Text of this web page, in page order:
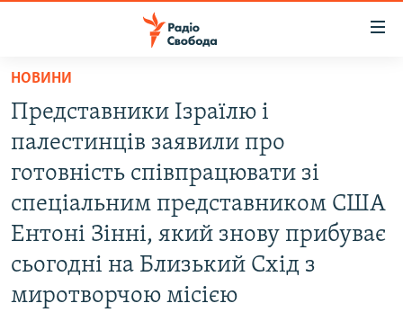
Перейти
основного
матеріалу
до
основної
навігації
до
пошуку
ВСЕ ЗА ДОБУ
ПОЛІТИКА
ЕКОНОМІКА
СУСПІЛЬСТВО
КУЛЬТУРА
РОСІЙСЬКА «ФІЛЬТРАЦІЯ»
ДОНБАС.РЕАЛІЇ
КРИМ.РЕАЛІЇ
НОВИНИ
Представники Ізраїлю і
палестинців заявили про
готовність співпрацювати зі
спеціальним представником США
Ентоні Зінні, який знову прибуває
сьогодні на Близький Схід з
миротворчою місією